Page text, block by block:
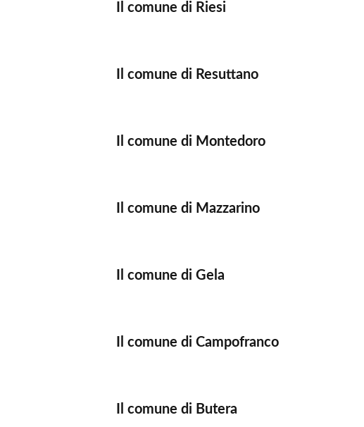
Il comune di Riesi
Il comune di Resuttano
Il comune di Montedoro
Il comune di Mazzarino
Il comune di Gela
Il comune di Campofranco
Il comune di Butera